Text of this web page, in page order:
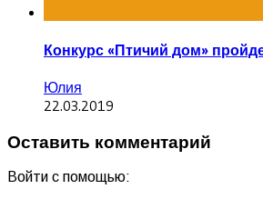
Конкурс «Птичий дом»
Юлия
22.03.2019
Оставить комментарий
Войти с помощью: